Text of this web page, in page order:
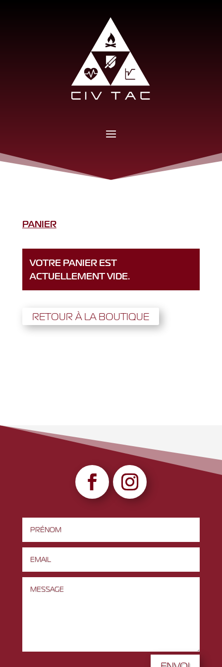
PANIER
VOTRE PANIER EST
ACTUELLEMENT VIDE.
RETOUR À LA BOUTIQUE